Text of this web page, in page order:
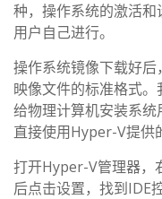
种，操作系统的激活
用户自己进行。
操作系统镜像下载好
映像文件的标准格式
给物理计算机安装系
直接使用Hyper-V提供
打开Hyper-V管理器，
后点击设置，找到IDE